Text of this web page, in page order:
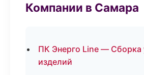
Компании в Самара
ПК Энерго Line — Сборка
изделий